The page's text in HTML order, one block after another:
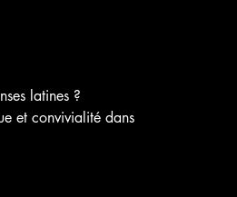
latines ?
et convivialité dans